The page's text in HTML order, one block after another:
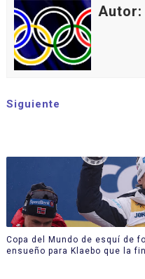
Siguiente
Copa del Mundo de esquí de
ensueño para Klaebo que la